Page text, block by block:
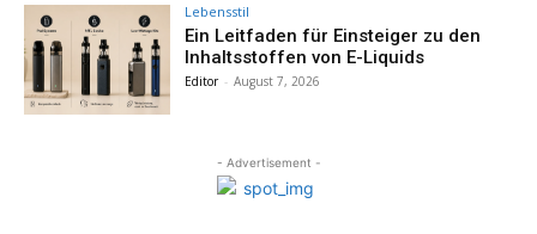
Lebensstil
Ein Leitfaden für Einsteiger zu den
Inhaltsstoffen von E-Liquids
Editor - August 7, 2026
- Advertisement -